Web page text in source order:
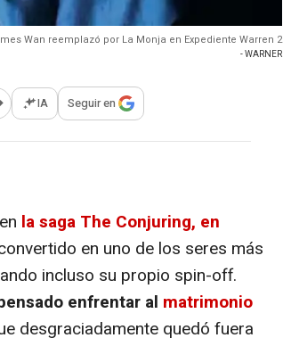
Wan reemplazó por La Monja en Expediente Warren 2
- WARNER
opciones para compartir
IA Seguir en
la saga The Conjuring, en
en uno de los seres más
incluso su propio spin-off.
enfrentar al matrimonio
desgraciadamente quedó fuera